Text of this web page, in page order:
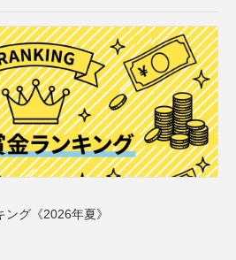
グ《2026年夏》